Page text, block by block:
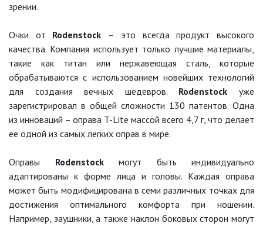
зрении.
Очки от Rodenstock – это всегда продукт высокого
качества. Компания использует только лучшие материалы,
такие как титан или нержавеющая сталь, которые
обрабатываются с использованием новейших технологий
для создания вечных шедевров. Rodenstockуже
зарегистрировал в общей сложности 130 патентов. Одна
из инноваций – оправа T-Lite массой всего 4,7 г, что делает
ее одной из самых легких оправ в мире.
Оправы Rodenstock могут быть индивидуально
адаптированы к форме лица и головы. Каждая оправа
может быть модифицирована в семи различных точках для
достижения оптимального комфорта при ношении.
Например, заушники, а также наклон боковых сторон могут